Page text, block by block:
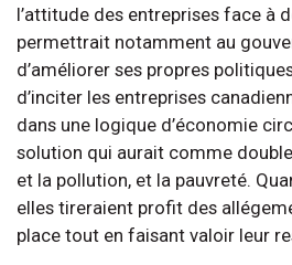
l’attitude des entreprises face à
permettrait notamment au
d’améliorer ses propres
d’inciter les entreprises
dans une logique d’économie
solution qui aurait comme
et la pollution, et la pauvreté.
elles tireraient profit des
place tout en faisant valoir leur